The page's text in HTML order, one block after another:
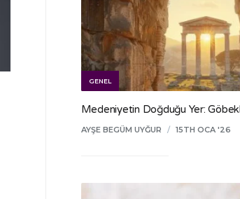
GENEL
Medeniyetin Doğduğu Yer:
AYŞE BEGÜM UYĞUR / 15TH OCA '26